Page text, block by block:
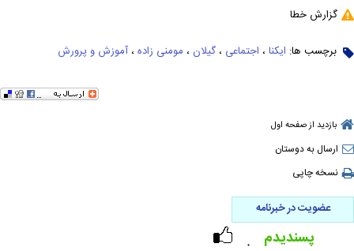
گزارش خطا
برچسب ها: ایکنا ، اجتماعی ، گیلان ، مومنی زاده ، آموزش و پرورش
بازدید از صفحه اول
ارسال به دوستان
نسخه چاپی
عضویت در خبرنامه
۰ پسندیدم